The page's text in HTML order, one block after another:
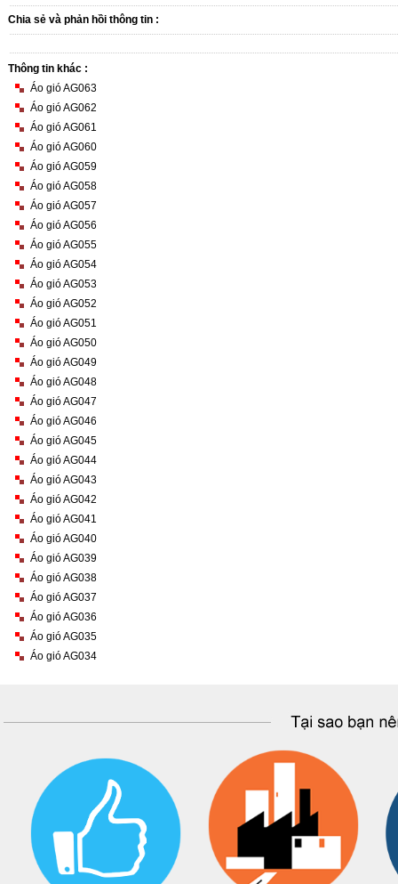
Chia sẻ và phản hồi thông tin :
Thông tin khác :
Áo gió AG063
Áo gió AG062
Áo gió AG061
Áo gió AG060
Áo gió AG059
Áo gió AG058
Áo gió AG057
Áo gió AG056
Áo gió AG055
Áo gió AG054
Áo gió AG053
Áo gió AG052
Áo gió AG051
Áo gió AG050
Áo gió AG049
Áo gió AG048
Áo gió AG047
Áo gió AG046
Áo gió AG045
Áo gió AG044
Áo gió AG043
Áo gió AG042
Áo gió AG041
Áo gió AG040
Áo gió AG039
Áo gió AG038
Áo gió AG037
Áo gió AG036
Áo gió AG035
Áo gió AG034